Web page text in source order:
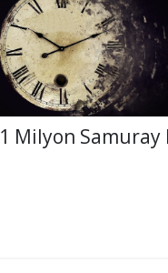
1 Milyon Samuray